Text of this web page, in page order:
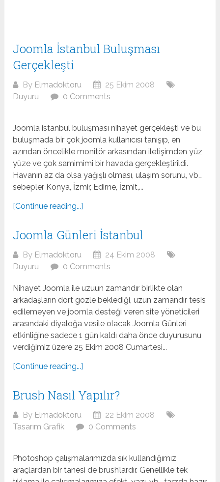
Joomla İstanbul Buluşması
Gerçekleşti
By Elmadoktoru
25 Ekim 2008
Duyuru
0 Comments
Joomla istanbul buluşması nihayet gerçekleşti ve bu
buluşmada bir çok joomla kullanıcısı tanışıp, en
azından öncelikle monitör arkasından iletişimden yüz
yüze ve çok samimimi bir havada gerçekleştirildi.
Havanın az da olsa yağışlı olması, ulaşım sorunu, vb…
sebepler Konya, İzmir, Edirne, İzmit,...
[Continue reading...]
Joomla Günleri İstanbul
By Elmadoktoru
24 Ekim 2008
Duyuru
0 Comments
Nihayet Joomla ile uzuun zamandır birlikte olan
arkadaşların dört gözle beklediği, uzun zamandır tesis
edilemeyen ve joomla desteği veren site yöneticileri
arasındaki diyaloğa vesile olacak Joomla Günleri
etkinliğine sadece 1 gün kaldı daha önce duyurusunu
verdiğimiz üzere 25 Ekim 2008 Cumartesi...
[Continue reading...]
Brush Nasıl Yapılır?
By Elmadoktoru
22 Ekim 2008
Tasarım Grafik
0 Comments
Photoshop çalışmalarımızda sık kullandığımız
araçlardan bir tanesi de brush’lardır. Genellikle tek